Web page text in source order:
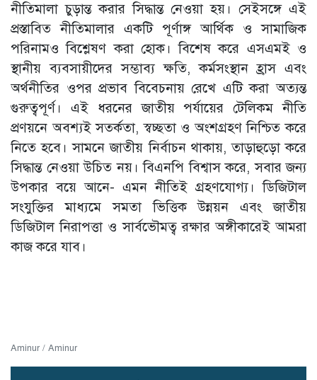
নীতিমালা চুড়ান্ত করার সিদ্ধান্ত নেওয়া হয়। সেইসঙ্গে এই
প্রস্তাবিত নীতিমালার একটি পূর্ণাঙ্গ আর্থিক ও সামাজিক
পরিনামও বিশ্লেষণ করা হোক। বিশেষ করে এসএমই ও
স্থানীয় ব্যবসায়ীদের সম্ভাব্য ক্ষতি, কর্মসংস্থান হ্রাস এবং
অর্থনীতির ওপর প্রভাব বিবেচনায় রেখে এটি করা অত্যন্ত
গুরুত্বপূর্ণ। এই ধরনের জাতীয় পর্যায়ের টেলিকম নীতি
প্রণয়নে অবশ্যই সতর্কতা, স্বচ্ছতা ও অংশগ্রহণ নিশ্চিত করে
নিতে হবে। সামনে জাতীয় নির্বাচন থাকায়, তাড়াহুড়ো করে
সিদ্ধান্ত নেওয়া উচিত নয়। বিএনপি বিশ্বাস করে, সবার জন্য
উপকার বয়ে আনে- এমন নীতিই গ্রহণযোগ্য। ডিজিটাল
সংযুক্তির মাধ্যমে সমতা ভিত্তিক উন্নয়ন এবং জাতীয়
ডিজিটাল নিরাপত্তা ও সার্বভৌমত্ব রক্ষার অঙ্গীকারেই আমরা
কাজ করে যাব।
Aminur / Aminur